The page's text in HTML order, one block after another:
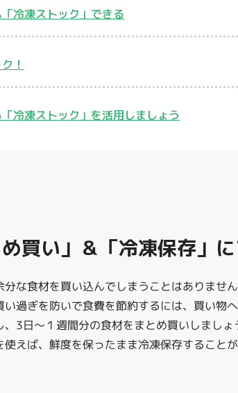
冷凍ストック」できる
！
冷凍ストック」を活用しましょう
買い」＆「冷凍保存」
な食材を買い込んでしまうことはありませ
過ぎを防いで食費を節約するには、買い物
3日～１週間分の食材をまとめ買いしまし
えば、鮮度を保ったまま冷凍保存すること